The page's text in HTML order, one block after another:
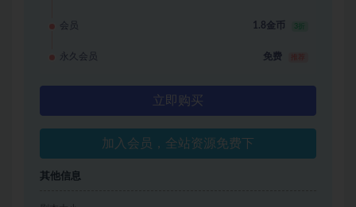
会员 1.8金币 3折
永久会员 免费
立即购买
加入会员，全站资源免费下
其他信息